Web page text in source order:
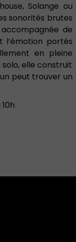
Solange ou
sonorités brutes
de
l’émotion portés
en pleine
elle construit
peut trouver un